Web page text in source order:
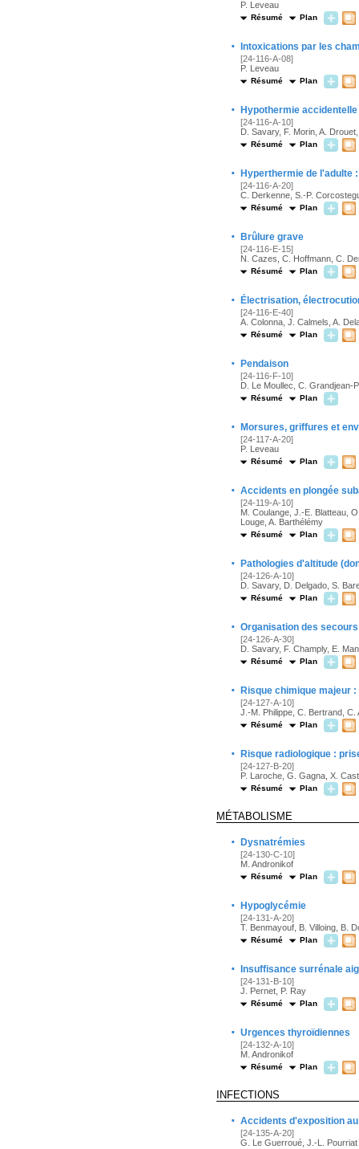
P. Leveau
Résumé Plan
· Intoxications par les
[24-116-A-08]
P. Leveau
Résumé Plan
· Hypothermie accidentelle
[24-116-A-10]
D. Savary, F. Morin, A.
Résumé Plan
· Hyperthermie de l'adulte
[24-116-A-20]
C. Derkenne, S.-P.
Résumé Plan
· Brûlure grave
[24-116-E-15]
N. Cazes, C. Hoffmann, C.
Résumé Plan
· Électrisation,
[24-116-E-40]
A. Colonna, J. Calmels, A.
Résumé Plan
· Pendaison
[24-116-F-10]
D. Le Moullec, C. Grandjean-
Résumé Plan
· Morsures, griffures et
[24-117-A-20]
P. Leveau
Résumé Plan
· Accidents en plongée
[24-119-A-10]
M. Coulange, J.-E. Blatteau,
Louge, A. Barthélémy
Résumé Plan
· Pathologies d'altitude
[24-126-A-10]
D. Savary, D. Delgado, S.
Résumé Plan
· Organisation des
[24-126-A-30]
D. Savary, F. Champly, E.
Résumé Plan
· Risque chimique majeur
[24-127-A-10]
J.-M. Philippe, C. Bertrand, C.
Résumé Plan
· Risque radiologique :
[24-127-B-20]
P. Laroche, G. Gagna, X.
Résumé Plan
MÉTABOLISME
· Dysnatrémies
[24-130-C-10]
M. Andronikof
Résumé Plan
· Hypoglycémie
[24-131-A-20]
T. Benmayouf, B. Villoing, B.
Résumé Plan
· Insuffisance surrénale
[24-131-B-10]
J. Pernet, P. Ray
Résumé Plan
· Urgences thyroïdiennes
[24-132-A-10]
M. Andronikof
Résumé Plan
INFECTIONS
· Accidents d'exposition
[24-135-A-20]
G. Le Guerroué, J.-L. Pourriat